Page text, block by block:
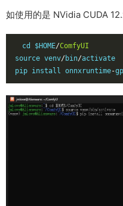
如使用的是 NVidia CUDA
cd $HOME/ComfyUI
source venv/bin/activate
pip install onnxruntime-